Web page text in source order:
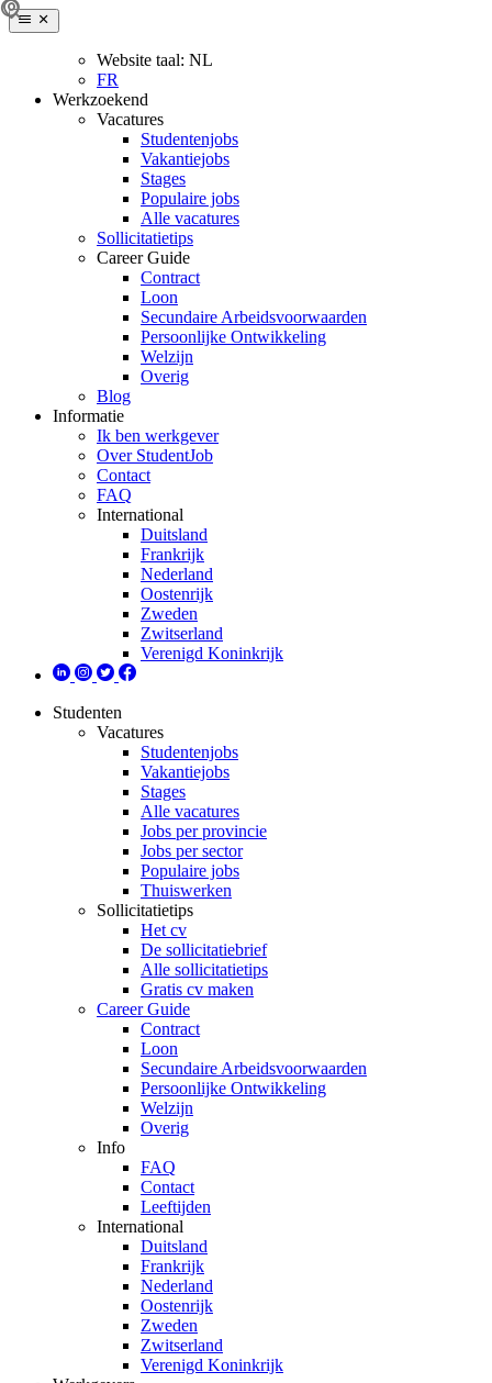
Website taal: NL
FR
Werkzoekend
Vacatures
Studentenjobs
Vakantiejobs
Stages
Populaire jobs
Alle vacatures
Sollicitatietips
Career Guide
Contract
Loon
Secundaire Arbeidsvoorwaarden
Persoonlijke Ontwikkeling
Welzijn
Overig
Blog
Informatie
Ik ben werkgever
Over StudentJob
Contact
FAQ
International
Duitsland
Frankrijk
Nederland
Oostenrijk
Zweden
Zwitserland
Verenigd Koninkrijk
Studenten
Vacatures
Studentenjobs
Vakantiejobs
Stages
Alle vacatures
Jobs per provincie
Jobs per sector
Populaire jobs
Thuiswerken
Sollicitatietips
Het cv
De sollicitatiebrief
Alle sollicitatietips
Gratis cv maken
Career Guide
Contract
Loon
Secundaire Arbeidsvoorwaarden
Persoonlijke Ontwikkeling
Welzijn
Overig
Info
FAQ
Contact
Leeftijden
International
Duitsland
Frankrijk
Nederland
Oostenrijk
Zweden
Zwitserland
Verenigd Koninkrijk